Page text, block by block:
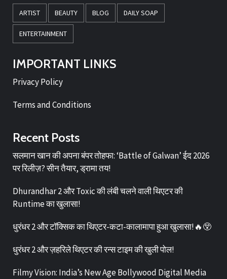
ARTIST BEAUTY BLOG DAILY SOAP
ENTERTAINMENT
IMPORTANT LINKS
Privacy Policy
Terms and Conditions
Recent Posts
सलमान खान की अपना बंपर तोहफा: ‘Battle of Galwan’ ईद 2026
पर रिलीज़? सीन तैयार, ड्रामा तय!
Dhurandhar 2 और Toxic की लंबी चलने वाली थिएटर की
Runtime का खुलासा!
धुरंधर 2 और टॉक्सिक का थिएटर-कटा-कालामापा हुआ खुलासा!🔥😲
धुरंधर 2 और ज़हरिले थिएटर की रन्स टाइम की खुली पोल!
Filmy Vision: India’s New Age Bollywood Digital Media